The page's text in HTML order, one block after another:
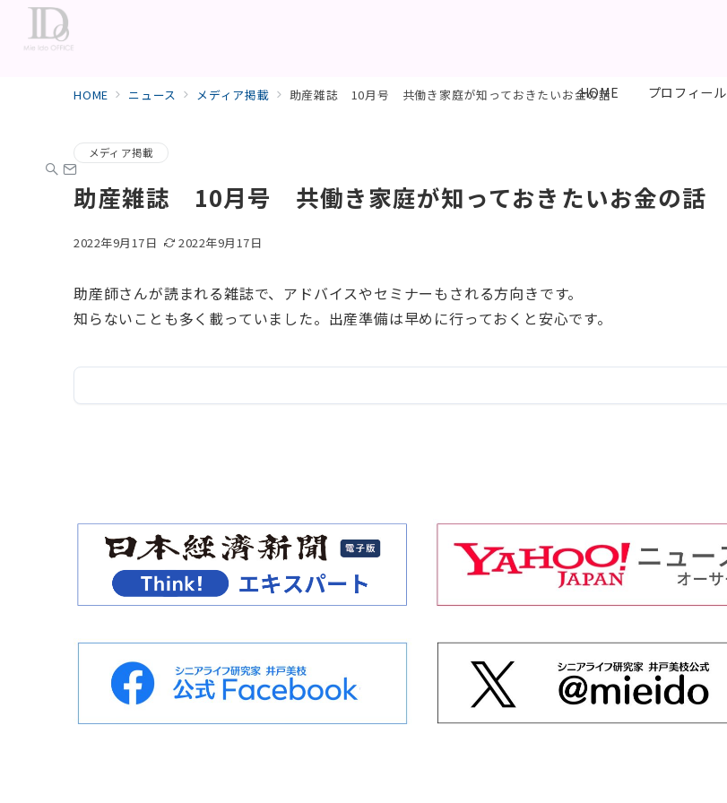
HOME プロフィール
HOME ニュース メディア掲載 助産雑誌 10月号 共働き家庭が知っておきたいお金の話
メディア掲載
助産雑誌 10月号 共働き家庭が知っておきたいお金の話
2022年9月17日 2022年9月17日
助産師さんが読まれる雑誌で、アドバイスやセミナーもされる方向きです。
知らないことも多く載っていました。出産準備は早めに行っておくと安心です。